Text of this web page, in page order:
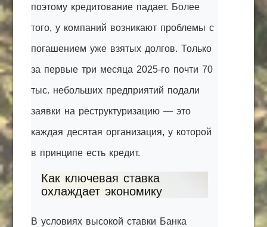
поэтому кредитование падает. Более
того, у компаний возникают проблемы с
погашением уже взятых долгов. Только
за первые три месяца 2025-го почти 70
тыс. небольших предприятий подали
заявки на реструктуризацию — это
каждая десятая организация, у которой
в принципе есть кредит.
Как ключевая ставка
охлаждает экономику
В условиях высокой ставки Банка